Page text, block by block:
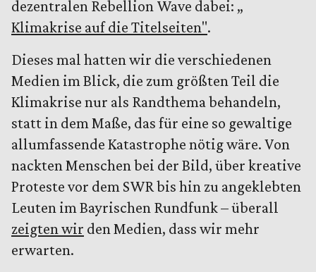
dezentralen Rebellion Wave dabei: „
Klimakrise auf die Titelseiten".
Dieses mal hatten wir die verschiedenen
Medien im Blick, die zum größten Teil die
Klimakrise nur als Randthema behandeln,
statt in dem Maße, das für eine so gewaltige
allumfassende Katastrophe nötig wäre. Von
nackten Menschen bei der Bild, über kreative
Proteste vor dem SWR bis hin zu angeklebten
Leuten im Bayrischen Rundfunk – überall
zeigten wir den Medien, dass wir mehr
erwarten.